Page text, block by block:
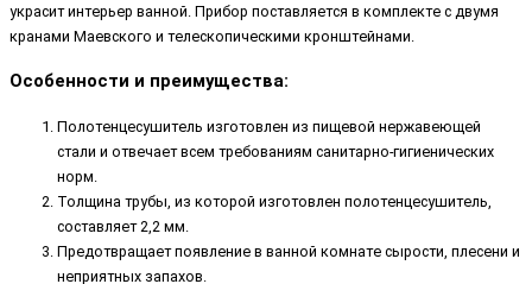
украсит интерьер ванной. Прибор поставляется в комплекте с двумя
кранами Маевского и телескопическими кронштейнами.
Особенности и преимущества:
Полотенцесушитель изготовлен из пищевой нержавеющей
стали и отвечает всем требованиям санитарно-гигиенических
норм.
Толщина трубы, из которой изготовлен полотенцесушитель,
составляет 2,2 мм.
Предотвращает появление в ванной комнате сырости, плесени и
неприятных запахов.